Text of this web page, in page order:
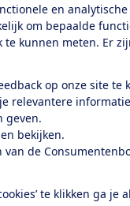
en
om bepaalde
kunnen meten. Er
op onze site te
relevantere
geven.
bekijken.
van de
te klikken ga je
test?
in